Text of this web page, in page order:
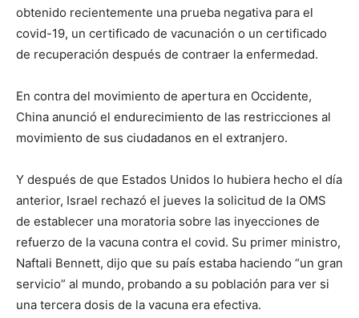
obtenido recientemente una prueba negativa para el
covid-19, un certificado de vacunación o un certificado
de recuperación después de contraer la enfermedad.
En contra del movimiento de apertura en Occidente,
China anunció el endurecimiento de las restricciones al
movimiento de sus ciudadanos en el extranjero.
Y después de que Estados Unidos lo hubiera hecho el día
anterior, Israel rechazó el jueves la solicitud de la OMS
de establecer una moratoria sobre las inyecciones de
refuerzo de la vacuna contra el covid. Su primer ministro,
Naftali Bennett, dijo que su país estaba haciendo “un gran
servicio” al mundo, probando a su población para ver si
una tercera dosis de la vacuna era efectiva.